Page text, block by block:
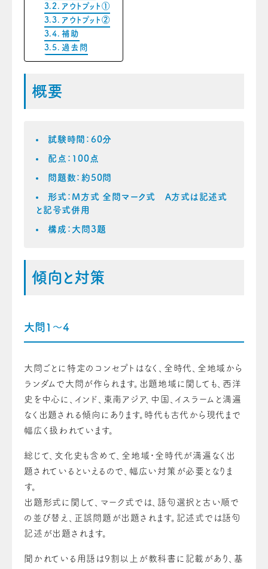
アウトプット①
アウトプット②
補助
過去問
概要
試験時間：60分
配点：100点
問題数：約50問
形式：M方式 全問マーク式 A方式は記述式
と記号式併用
構成：大問3題
傾向と対策
大問1〜4
大問ごとに特定のコンセプトはなく、全時代、全地域から
ランダムで大問が作られます。出題地域に関しても、西洋
史を中心に、インド、東南アジア、中国、イスラームと満遍
なく出題される傾向にあります。時代も古代から現代まで
幅広く扱われています。
総じて、文化史も含めて、全地域・全時代が満遍なく出
題されているといえるので、幅広い対策が必要となりま
す。
出題形式に関して、マーク式では、語句選択と古い順で
の並び替え、正誤問題が出題されます。記述式では語句
記述が出題されます。
聞かれている用語は9割以上が教科書に記載があり、基